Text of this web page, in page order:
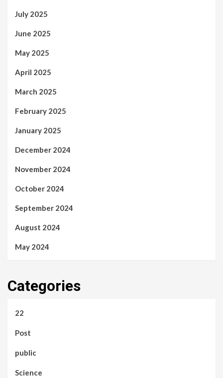
July 2025
June 2025
May 2025
April 2025
March 2025
February 2025
January 2025
December 2024
November 2024
October 2024
September 2024
August 2024
May 2024
Categories
22
Post
public
Science